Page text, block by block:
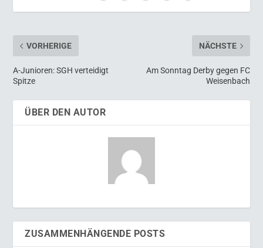
VORHERIGE
A-Junioren: SGH verteidigt
Spitze
NÄCHSTE
Am Sonntag Derby gegen FC
Weisenbach
ÜBER DEN AUTOR
ZUSAMMENHÄNGENDE POSTS